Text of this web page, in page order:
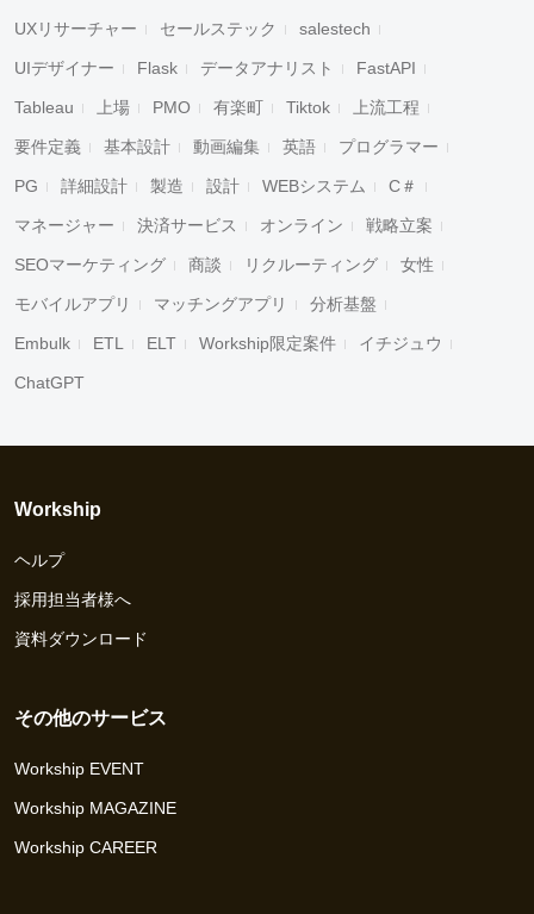
キャンセル 検索
UXリサーチャー セールステック salestech
UIデザイナー Flask データアナリスト FastAPI
Tableau 上場 PMO 有楽町 Tiktok 上流工程
要件定義 基本設計 動画編集 英語 プログラマー
PG 詳細設計 製造 設計 WEBシステム C＃
マネージャー 決済サービス オンライン 戦略立案
SEOマーケティング 商談 リクルーティング 女性
モバイルアプリ マッチングアプリ 分析基盤
Embulk ETL ELT Workship限定案件 イチジュウ
ChatGPT
Workship
ヘルプ
採用担当者様へ
資料ダウンロード
その他のサービス
Workship EVENT
Workship MAGAZINE
Workship CAREER